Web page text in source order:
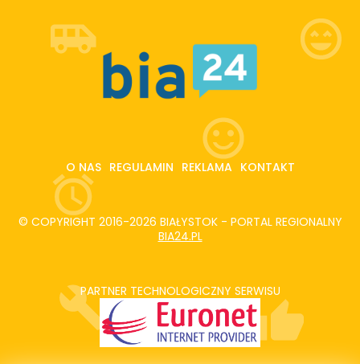
O NAS REGULAMIN REKLAMA KONTAKT
© COPYRIGHT 2016-2026 BIAŁYSTOK - PORTAL REGIONALNY
BIA24.PL
PARTNER TECHNOLOGICZNY SERWISU